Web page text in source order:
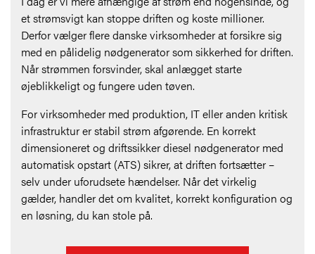
et strømsvigt kan stoppe driften og koste millioner.
Derfor vælger flere danske virksomheder at forsikre sig
med en pålidelig nødgenerator som sikkerhed for driften.
Når strømmen forsvinder, skal anlægget starte
øjeblikkeligt og fungere uden tøven.
For virksomheder med produktion, IT eller anden kritisk
infrastruktur er stabil strøm afgørende. En korrekt
dimensioneret og driftssikker diesel nødgenerator med
automatisk opstart (ATS) sikrer, at driften fortsætter –
selv under uforudsete hændelser. Når det virkelig
gælder, handler det om kvalitet, korrekt konfiguration og
en løsning, du kan stole på.